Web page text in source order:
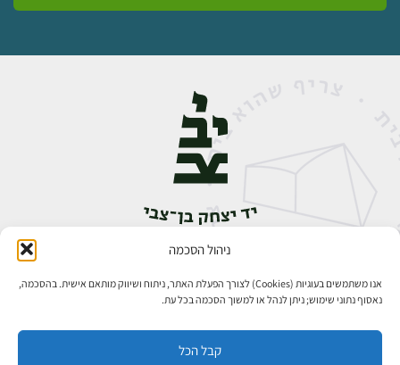
ניהול הסכמה
אנו משתמשים בעוגיות (Cookies) לצורך הפעלת האתר, ניתוח ושיווק מותאם אישית. בהסכמה,
נאסוף נתוני שימוש; ניתן לנהל או למשוך הסכמה בכל עת.
קבל הכל
אבן גבירול 14, רחביה, ירושלים